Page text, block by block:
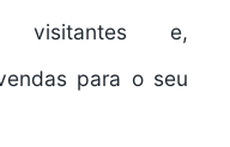
visitantes e,
para o seu